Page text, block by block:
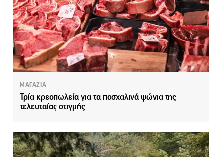
ΜΑΓΑΖΙΑ
Τρία κρεοπωλεία για τα πασχαλινά ψώνια της
τελευταίας στιγμής